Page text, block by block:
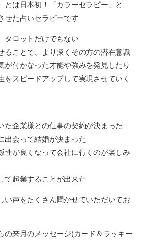
とは日本初！「カラーセラピー」と
せた占いセラピーです
タロットだけでもない
ることで、より深くその方の潜在意識
が付かなった才能や強みを発見したり
をスピードアップして実現させていく
た企業様との仕事の契約が決まった
出会って結婚が決まった
性が良くなって会社に行くのが楽しみ
て起業することが出来た
い声をたくさん聞かせていただいてお
の来月のメッセージ(カード＆ラッキー